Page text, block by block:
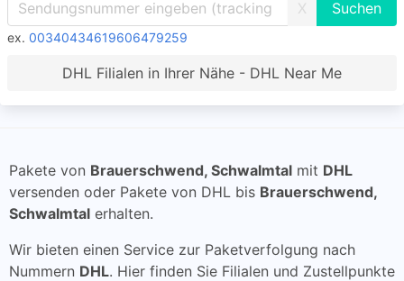
X
ex. 00340434619606479259
DHL Filialen in Ihrer Nähe - DHL Near Me
Pakete von Brauerschwend, Schwalmtal mit DHL
versenden oder Pakete von DHL bis Brauerschwend,
Schwalmtal erhalten.
Wir bieten einen Service zur Paketverfolgung nach
Nummern DHL. Hier finden Sie Filialen und Zustellpunkte